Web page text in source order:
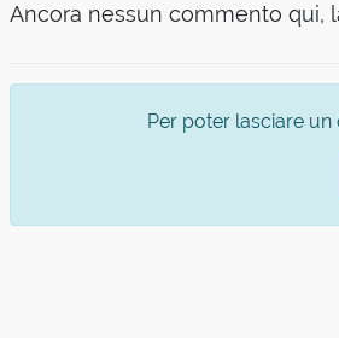
Ancora nessun commento qui,
Per poter lasciare